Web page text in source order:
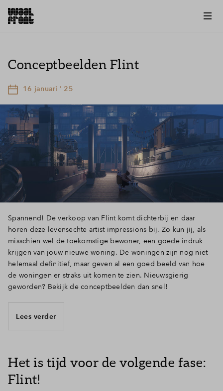
Conceptbeelden Flint
16 januari ' 25
Spannend! De verkoop van Flint komt dichterbij en daar
horen deze levensechte artist impressions bij. Zo kun jij, als
misschien wel de toekomstige bewoner, een goede indruk
krijgen van jouw nieuwe woning. De woningen zijn nog niet
helemaal definitief, maar geven al een goed beeld van hoe
de woningen er straks uit komen te zien. Nieuwsgierig
geworden? Bekijk de conceptbeelden dan snel!
Lees verder
Het is tijd voor de volgende fase:
Flint!